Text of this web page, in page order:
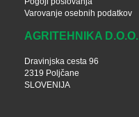
Varovanje osebnih podatkov
AGRITEHNIKA D.O.O.
Dravinjska cesta 96
2319 Poljčane
SLOVENIJA